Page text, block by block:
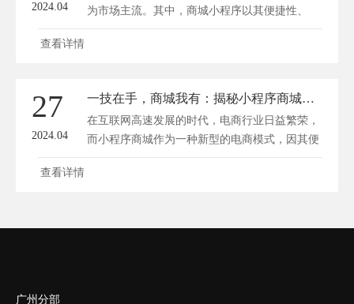
2024.04
为市场主流。其中，商城小程序以其便捷性、
高...
查看详情
27
2024.04
一技在手，商城我有：揭秘小程序商城搭建攻略
在互联网高速发展的时代，电商行业日益繁荣，
而小程序商城作为一种新型的电商模式，因其便
捷...
查看详情
广州分部